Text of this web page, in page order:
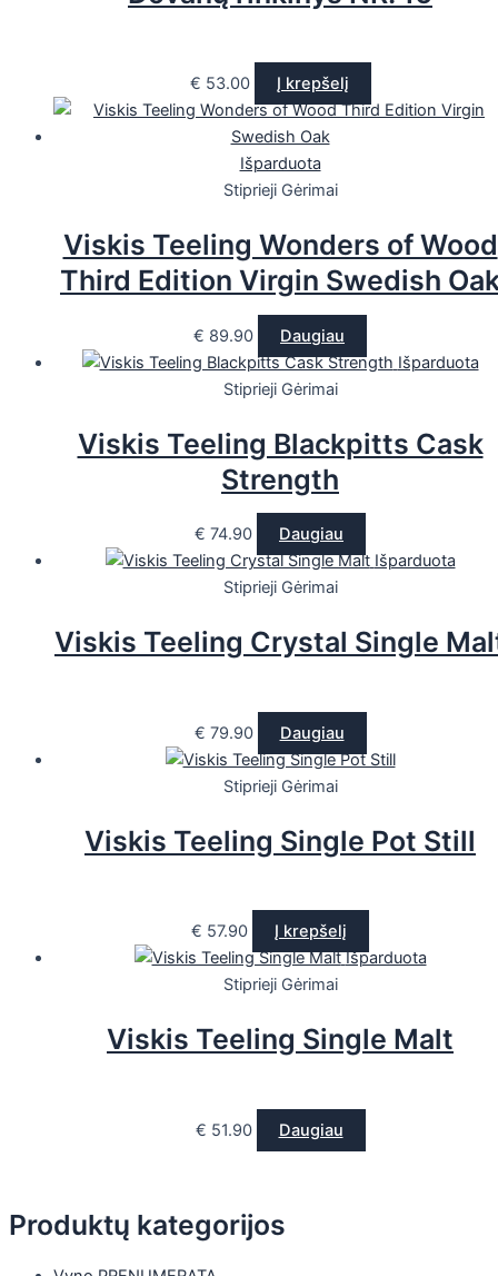
Produktų kategorijos
€ 53.00 Į krepšelį
Išparduota
Stiprieji Gėrimai
Viskis Teeling Wonders of Wood
Third Edition Virgin Swedish
€ 89.90
Daugiau
Išparduota
Stiprieji Gėrimai
Viskis Teeling Blackpitts Cask
Strength
€ 74.90
Daugiau
Išparduota
Stiprieji Gėrimai
Viskis Teeling Crystal Single
€ 79.90 Daugiau
Stiprieji Gėrimai
Viskis Teeling Single Pot Still
€ 57.90
Į krepšelį
Išparduota
Stiprieji Gėrimai
Viskis Teeling Single Malt
€ 51.90 Daugiau